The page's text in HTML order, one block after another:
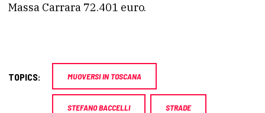
Massa Carrara 72.401 euro.
TOPICS: MUOVERSI IN TOSCANA
STEFANO BACCELLI STRADE